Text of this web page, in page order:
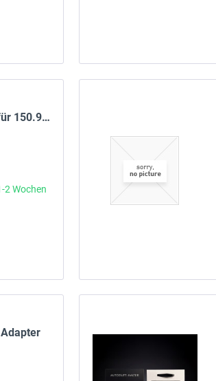
KS TOOLS Mundstück 3.2 mm für 150.9540
2 Wochen